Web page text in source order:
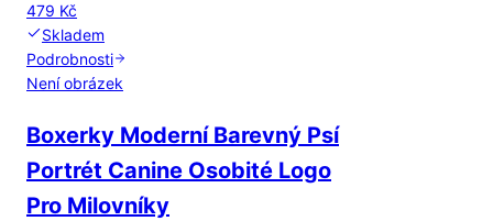
479 Kč
Skladem
Podrobnosti
Není obrázek
Boxerky Moderní Barevný Psí
Portrét Canine Osobité Logo
Pro Milovníky